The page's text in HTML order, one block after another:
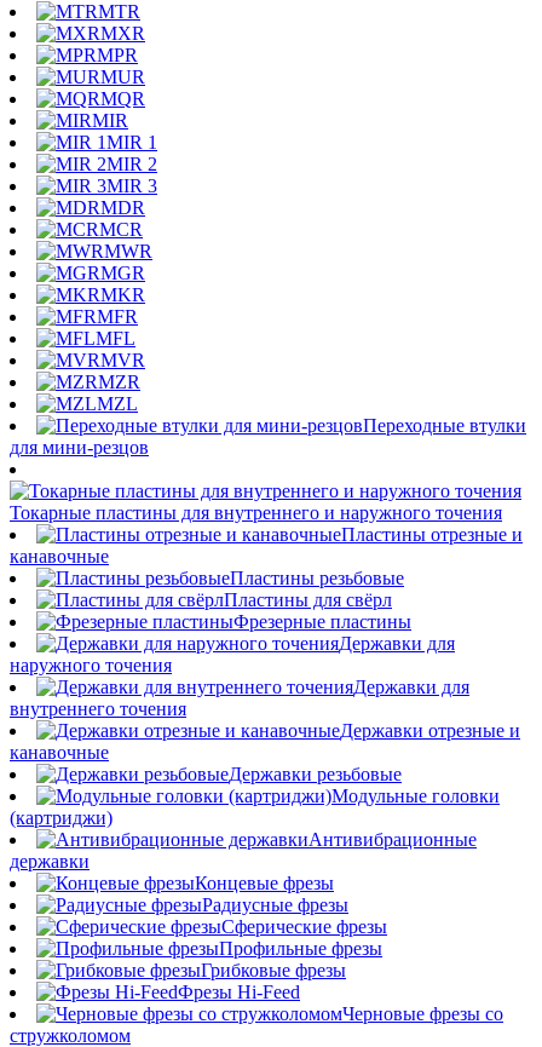
MTR
MXR
MPR
MUR
MQR
MIR
MIR 1
MIR 2
MIR 3
MDR
MCR
MWR
MGR
MKR
MFR
MFL
MVR
MZR
MZL
Переходные втулки
для мини-резцов
Токарные пластины для внутреннего и наружного точения
Пластины отрезные и
канавочные
Пластины резьбовые
Пластины для свёрл
Фрезерные пластины
Державки для
наружного точения
Державки для
внутреннего точения
Державки отрезные и
канавочные
Державки резьбовые
Модульные головки
(картриджи)
Антивибрационные
державки
Концевые фрезы
Радиусные фрезы
Сферические фрезы
Профильные фрезы
Грибковые фрезы
Фрезы Hi-Feed
Черновые фрезы со
стружколомом